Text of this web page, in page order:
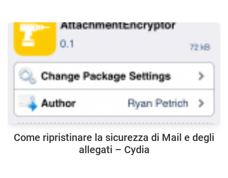
Come ripristinare la sicurezza di Mail e degli
allegati – Cydia